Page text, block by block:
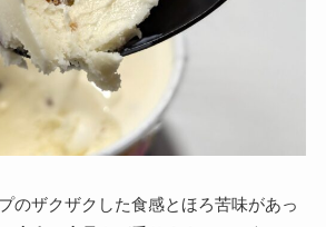
のザクザクした食感とほろ苦味があっ